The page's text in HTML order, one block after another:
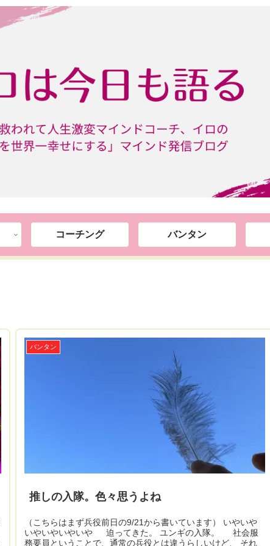
コーチング バンタン
バンタン
推しの入隊。色々思うよね
（こちらはまず兵役前日の9/21から書いています） いやいや
いやいやいやいや 迫ってきた。 ユンギの入隊。 社会服
務要員ということで、通常の兵役とは違うらしいけど、 それ